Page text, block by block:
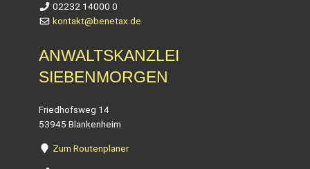
02232 14000 0
kontakt@benetax.de
ANWALTSKANZLEI
SIEBENMORGEN
Friedhofsweg 14
53945 Blankenheim
Zum Routenplaner